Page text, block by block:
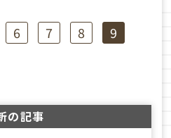
6 7 8 9
の記事